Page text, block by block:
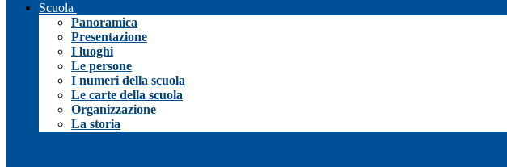
Scuola
Panoramica
Presentazione
I luoghi
Le persone
I numeri della scuola
Le carte della scuola
Organizzazione
La storia